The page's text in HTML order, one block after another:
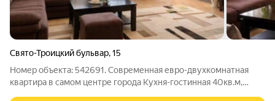
Свято-Троицкий бульвар,15
Номер объекта: 542691. Современная евро-двухкомнатная
квартира в самом центре города Кухня-гостинная 40кв.м,